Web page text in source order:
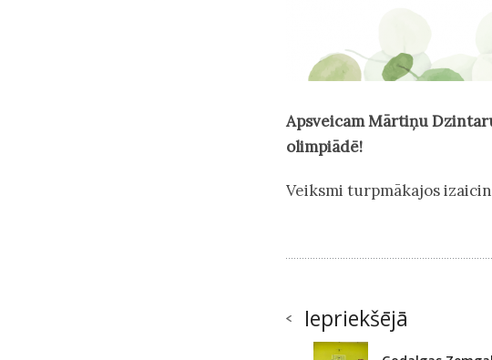
ApsveicamMārtiņu
olimpiādē!
Veiksmi turpmākajos
Iepriekšējā